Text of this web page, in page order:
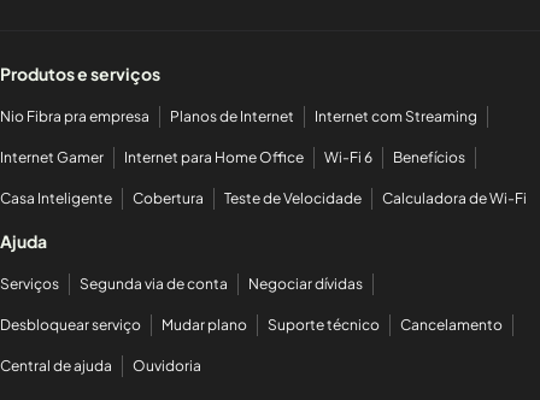
Produtos e serviços
Nio Fibra pra empresa Planos de Internet Internet com Streaming
Internet Gamer Internet para Home Office Wi-Fi 6 Benefícios
Casa Inteligente Cobertura Teste de Velocidade Calculadora de Wi-Fi
Ajuda
Serviços Segunda via de conta Negociar dívidas
Desbloquear serviço Mudar plano Suporte técnico Cancelamento
Central de ajuda Ouvidoria